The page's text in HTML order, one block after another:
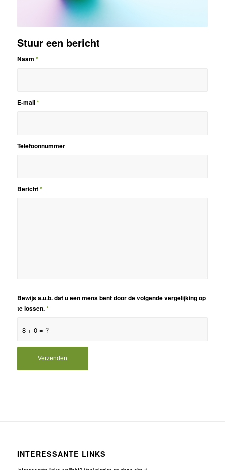
Stuur een bericht
Naam *
E-mail*
Telefoonnummer
Bericht*
8 + 0 = ?
Bewijs a.u.b. dat u een mens bent door de volgende vergelijking op
te lossen.*
INTERESSANTE LINKS